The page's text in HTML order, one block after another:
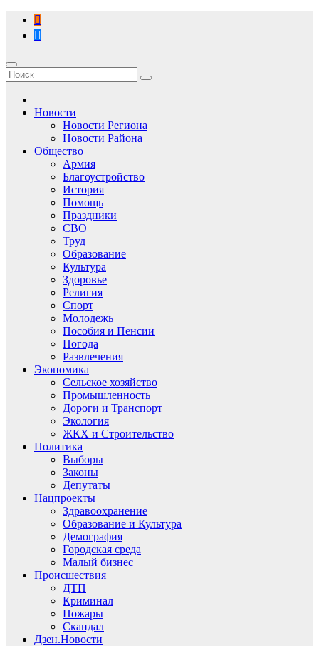
Перейти
содержимому
Новости
Новости Региона
Новости Района
Общество
Армия
Благоустройство
История
Помощь
Праздники
СВО
Труд
Образование
Культура
Здоровье
Религия
Спорт
Молодежь
Пособия и Пенсии
Погода
Развлечения
Экономика
Сельское хозяйство
Промышленность
Дороги и Транспорт
Экология
ЖКХ и Строительство
Политика
Выборы
Законы
Депутаты
Нацпроекты
Здравоохранение
Образование и Культура
Демография
Городская среда
Малый бизнес
Происшествия
ДТП
Криминал
Пожары
Скандал
Дзен.Новости